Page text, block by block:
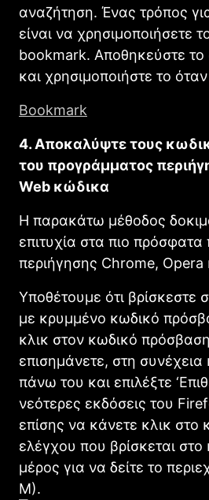
αναζήτηση. Ένας τρόπος
είναι να χρησιμοποιήσετε
bookmark. Αποθηκεύστε
και χρησιμοποιήστε το
Bookmark
4. Αποκαλύψτε τους
του προγράμματος
Web κώδικα
Η παρακάτω μέθοδος
επιτυχία στα πιο
περιήγησης Chrome, Opera
Υποθέτουμε ότι βρίσκεστε
με κρυμμένο κωδικό
κλικ στον κωδικό
επισημάνετε, στη συνέχεια
πάνω του και επιλέξτε
νεότερες εκδόσεις του
επίσης να κάνετε κλικ στο
ελέγχου που βρίσκεται
μέρος για να δείτε το
M).